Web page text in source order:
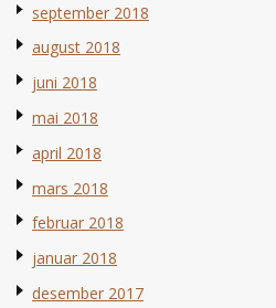
september 2018
august 2018
juni 2018
mai 2018
april 2018
mars 2018
februar 2018
januar 2018
desember 2017